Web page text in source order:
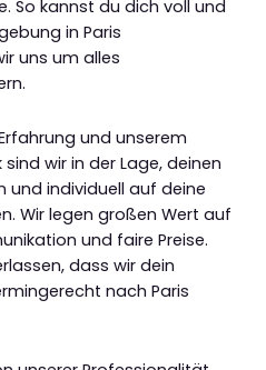
So kannst du dich voll und
in Paris
uns um alles
und unserem
wir in der Lage, deinen
und individuell auf deine
Wir legen großen Wert auf
und faire Preise.
dass wir dein
nach Paris